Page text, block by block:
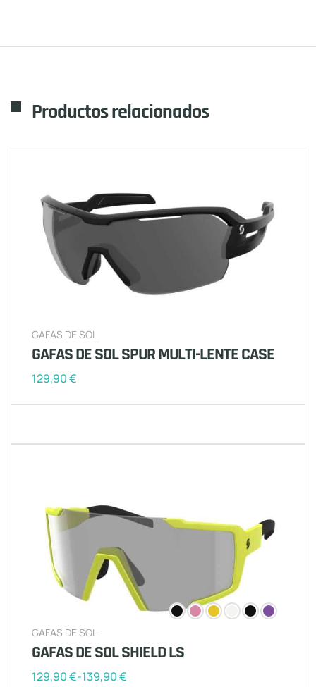
Productos relacionados
GAFAS DE SOL
GAFAS DE SOL SPUR MULTI-LENTE CASE
129,90€
GAFAS DE SOL
GAFAS DE SOL SHIELD LS
129,90€-139,90€